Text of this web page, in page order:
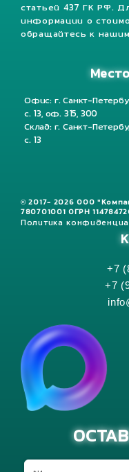
статьей 437 ГК РФ.
информации о
обращайтесь к
Офис: г. Санкт-
с. 13, оф. 315, 300
Склад: г. Санкт-
с. 13
© 2017- 2026 ООО
780701001 ОГРН
Политика
+7
+7